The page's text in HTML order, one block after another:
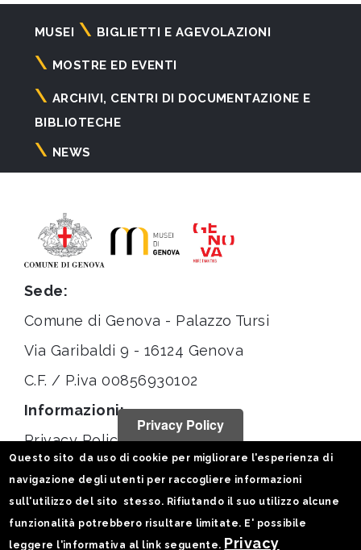
Navigazione
principale
MUSEI BIGLIETTI E AGEVOLAZIONI
MOSTRE ED EVENTI
ARCHIVI, CENTRI DI DOCUMENTAZIONE E
BIBLIOTECHE
NEWS
Sede:
Comune di Genova - Palazzo Tursi
Via Garibaldi 9 - 16124 Genova
C.F. / P.iva 00856930102
Informazioni:
Privacy Policy
Statistiche
Seguici su:
Privacy Policy
Questo sito da uso di cookie per migliorare l'esperienza di
navigazione degli utenti per raccogliere informazioni
sull'utilizzo del sito stesso. Rifiutando il suo utilizzo alcune
funzionalità potrebbero risultare limitate. E' possibile
leggere l'informativa al link seguente. Privacy